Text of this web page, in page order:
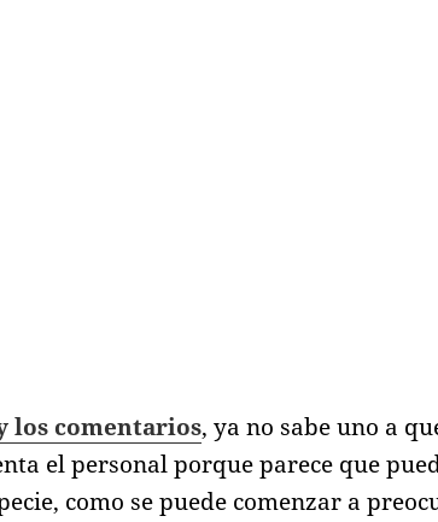
los comentarios, ya no sabe uno a
el personal porque parece que
como se puede comenzar a